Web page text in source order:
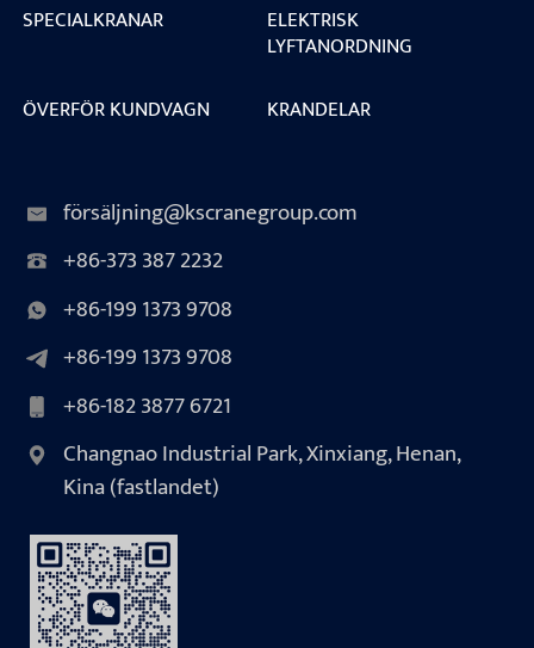
SPECIALKRANAR
ELEKTRISK
LYFTANORDNING
ÖVERFÖR KUNDVAGN
KRANDELAR
försäljning@kscranegroup.com
+86-373 387 2232
+86-199 1373 9708
+86-199 1373 9708
+86-182 3877 6721
Changnao Industrial Park, Xinxiang, Henan,
Kina (fastlandet)